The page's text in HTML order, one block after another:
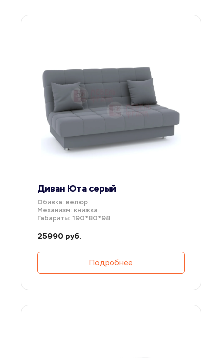
Диван Юта серый
Обивка: велюр
Механизм: книжка
Габариты: 190*80*98
25990 руб.
Подробнее